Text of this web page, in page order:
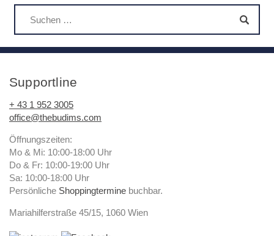
Supportline
+ 43 1 952 3005
office@thebudims.com
Öffnungszeiten:
Mo & Mi: 10:00-18:00 Uhr
Do & Fr: 10:00-19:00 Uhr
Sa: 10:00-18:00 Uhr
Persönliche Shoppingtermine buchbar.
Mariahilferstraße 45/15, 1060 Wien